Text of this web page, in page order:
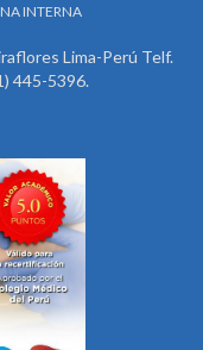
INTERNA
Lima-Perú Telf.
445-5396.